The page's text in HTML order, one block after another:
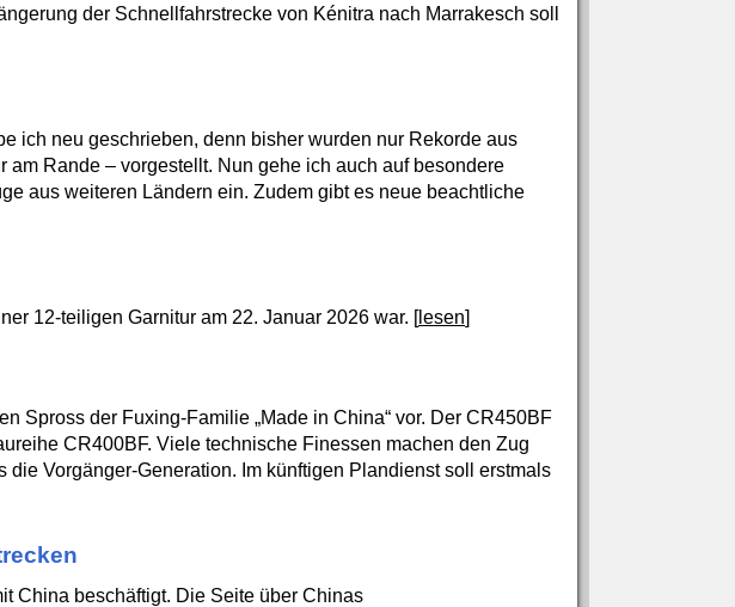
der Schnellfahrstrecke von Kénitra nach Marrakesch soll
ich neu geschrieben, denn bisher wurden nur Rekorde aus
Rande – vorgestellt. Nun gehe ich auch auf besondere
aus weiteren Ländern ein. Zudem gibt es neue beachtliche
12-teiligen Garnitur am 22. Januar 2026 war. [lesen]
Spross der Fuxing-Familie „Made in China“ vor. Der CR450BF
CR400BF. Viele technische Finessen machen den Zug
die Vorgänger-Generation. Im künftigen Plandienst soll erstmals
China beschäftigt. Die Seite über Chinas